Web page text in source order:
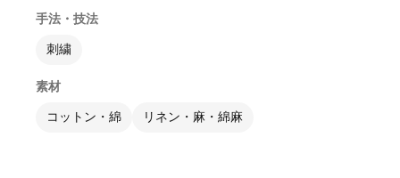
手法・技法
刺繍
素材
コットン・綿 リネン・麻・綿麻